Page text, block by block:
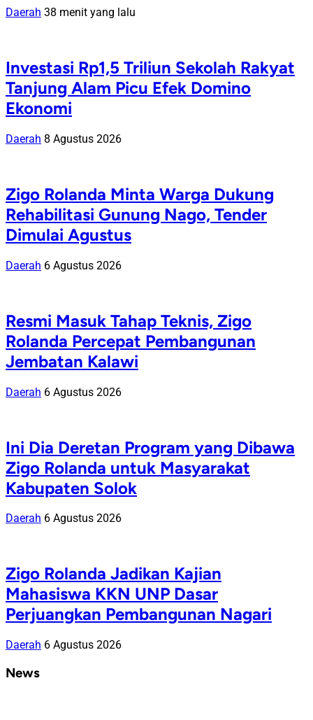
Daerah 38 menit yang lalu
Investasi Rp1,5 Triliun Sekolah Rakyat
Tanjung Alam Picu Efek Domino
Ekonomi
Daerah 8 Agustus 2026
Zigo Rolanda Minta Warga Dukung
Rehabilitasi Gunung Nago, Tender
Dimulai Agustus
Daerah 6 Agustus 2026
Resmi Masuk Tahap Teknis, Zigo
Rolanda Percepat Pembangunan
Jembatan Kalawi
Daerah 6 Agustus 2026
Ini Dia Deretan Program yang Dibawa
Zigo Rolanda untuk Masyarakat
Kabupaten Solok
Daerah 6 Agustus 2026
Zigo Rolanda Jadikan Kajian
Mahasiswa KKN UNP Dasar
Perjuangkan Pembangunan Nagari
Daerah 6 Agustus 2026
News